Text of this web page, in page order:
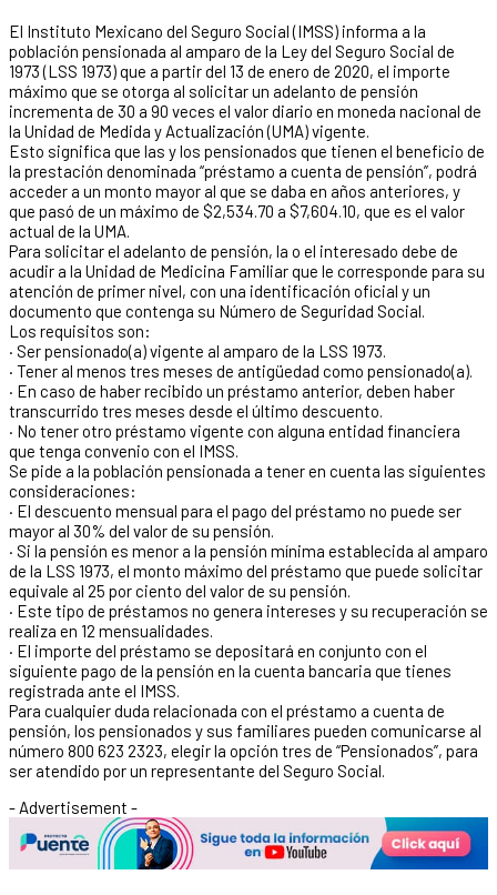
El Instituto Mexicano del Seguro Social (IMSS) informa a la
población pensionada al amparo de la Ley del Seguro Social de
1973 (LSS 1973) que a partir del 13 de enero de 2020, el importe
máximo que se otorga al solicitar un adelanto de pensión
incrementa de 30 a 90 veces el valor diario en moneda nacional de
la Unidad de Medida y Actualización (UMA) vigente.
Esto significa que las y los pensionados que tienen el beneficio de
la prestación denominada “préstamo a cuenta de pensión”, podrá
acceder a un monto mayor al que se daba en años anteriores, y
que pasó de un máximo de $2,534.70 a $7,604.10, que es el valor
actual de la UMA.
Para solicitar el adelanto de pensión, la o el interesado debe de
acudir a la Unidad de Medicina Familiar que le corresponde para su
atención de primer nivel, con una identificación oficial y un
documento que contenga su Número de Seguridad Social.
Los requisitos son:
· Ser pensionado(a) vigente al amparo de la LSS 1973.
· Tener al menos tres meses de antigüedad como pensionado(a).
· En caso de haber recibido un préstamo anterior, deben haber
transcurrido tres meses desde el último descuento.
· No tener otro préstamo vigente con alguna entidad financiera
que tenga convenio con el IMSS.
Se pide a la población pensionada a tener en cuenta las siguientes
consideraciones:
· El descuento mensual para el pago del préstamo no puede ser
mayor al 30% del valor de su pensión.
· Si la pensión es menor a la pensión mínima establecida al amparo
de la LSS 1973, el monto máximo del préstamo que puede solicitar
equivale al 25 por ciento del valor de su pensión.
· Este tipo de préstamos no genera intereses y su recuperación se
realiza en 12 mensualidades.
· El importe del préstamo se depositará en conjunto con el
siguiente pago de la pensión en la cuenta bancaria que tienes
registrada ante el IMSS.
Para cualquier duda relacionada con el préstamo a cuenta de
pensión, los pensionados y sus familiares pueden comunicarse al
número 800 623 2323, elegir la opción tres de “Pensionados”, para
ser atendido por un representante del Seguro Social.
- Advertisement -